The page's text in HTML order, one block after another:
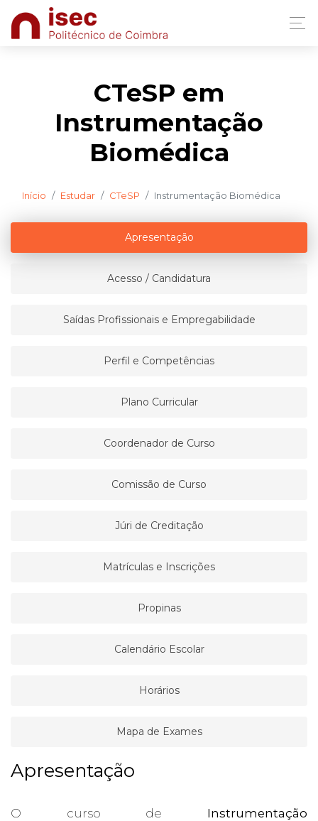
CTeSP em
Instrumentação
Biomédica
Início Estudar CTeSP Instrumentação Biomédica
Apresentação
Acesso / Candidatura
Saídas Profissionais e Empregabilidade
Perfil e Competências
Plano Curricular
Coordenador de Curso
Comissão de Curso
Júri de Creditação
Matrículas e Inscrições
Propinas
Calendário Escolar
Horários
Mapa de Exames
Apresentação
O curso de Instrumentação